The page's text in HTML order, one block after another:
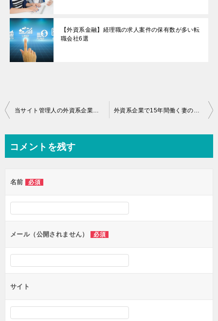
【外資系金融】経理職の求人案件の保有数が多い転
職会社6選
投
ビ
ー
シ
ン
当サイト管理人の外資系企業体験談 その２：自動車部品メーカー 外資系企業で15年間働く妻の体験談その1：未経験で採用された理由
コメントを残す
名前 必須
メール（公開されません） 必須
サイト